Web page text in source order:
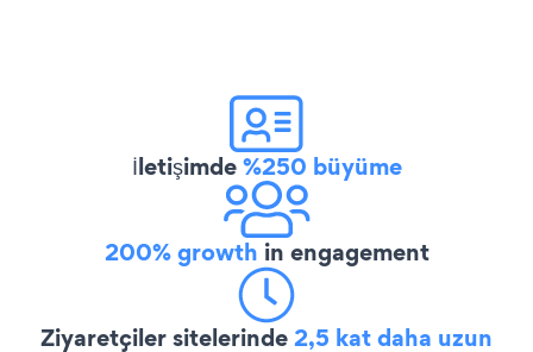
İletişimde%250 büyüme
200% growth in engagement
Ziyaretçiler sitelerinde2,5 kat daha uzun